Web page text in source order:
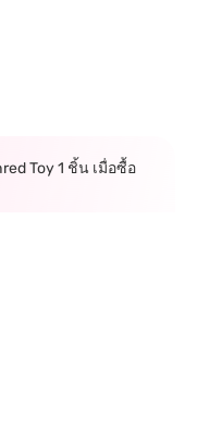
Toy 1 ชิ้น เมื่อซื้อ